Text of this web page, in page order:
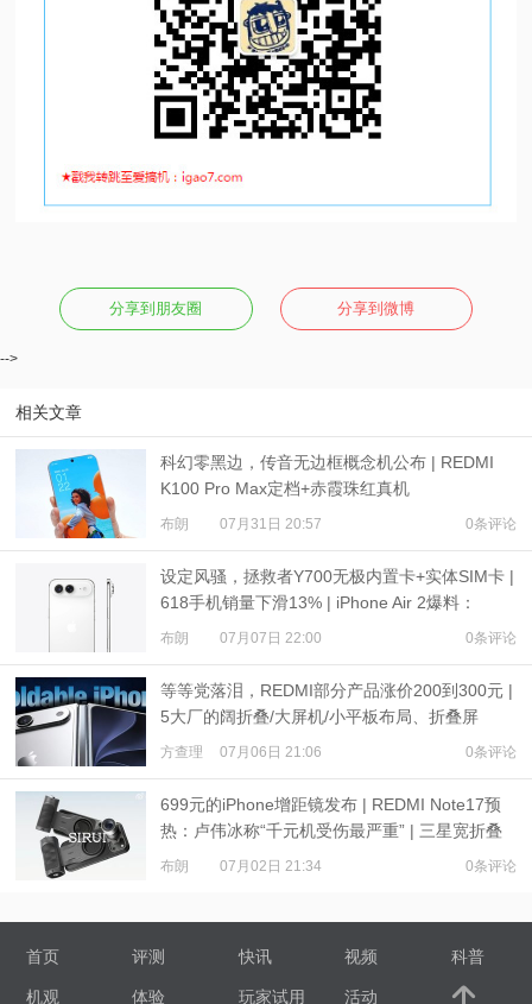
分享到朋友圈 分享到微博
-->
相关文章
科幻零黑边，传音无边框概念机公布 | REDMI
K100 Pro Max定档+赤霞珠红真机
布朗 07月31日 20:57 0条评论
设定风骚，拯救者Y700无极内置卡+实体SIM卡 |
618手机销量下滑13% | iPhone Air 2爆料：
3500mAh电池
布朗 07月07日 22:00 0条评论
等等党落泪，REDMI部分产品涨价200到300元 |
5大厂的阔折叠/大屏机/小平板布局、折叠屏
iPhone爆料
方查理 07月06日 21:06 0条评论
699元的iPhone增距镜发布 | REDMI Note17预
热：卢伟冰称“千元机受伤最严重” | 三星宽折叠
或7月22日发布
布朗 07月02日 21:34 0条评论
首页 评测 快讯 视频 科普
机观 体验 玩家试用 活动